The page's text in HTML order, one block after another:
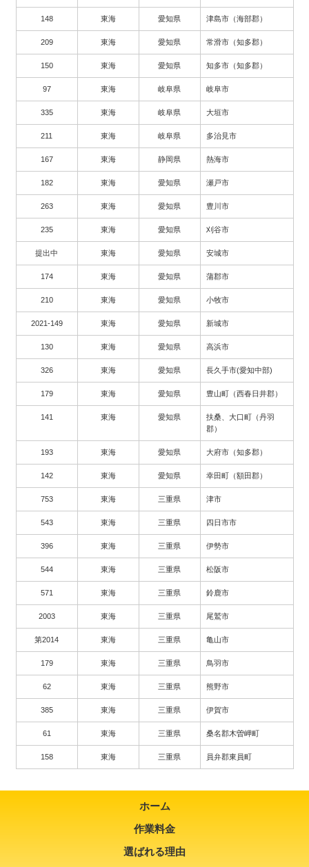
148 東海 愛知県 津島市（海部郡）
209 東海 愛知県 常滑市（知多郡）
150 東海 愛知県 知多市（知多郡）
97 東海 岐阜県 岐阜市
335 東海 岐阜県 大垣市
211 東海 岐阜県 多治見市
167 東海 静岡県 熱海市
182 東海 愛知県 瀬戸市
263 東海 愛知県 豊川市
235 東海 愛知県 刈谷市
提出中 東海 愛知県 安城市
174 東海 愛知県 蒲郡市
210 東海 愛知県 小牧市
2021-149 東海 愛知県 新城市
130 東海 愛知県 高浜市
326 東海 愛知県 長久手市(愛知中部)
179 東海 愛知県 豊山町（西春日井郡）
141 東海 愛知県
扶桑、大口町（丹羽
郡）
193 東海 愛知県 大府市（知多郡）
142 東海 愛知県 幸田町（額田郡）
753 東海 三重県 津市
543 東海 三重県 四日市市
396 東海 三重県 伊勢市
544 東海 三重県 松阪市
571 東海 三重県 鈴鹿市
2003 東海 三重県 尾鷲市
第2014 東海 三重県 亀山市
179 東海 三重県 鳥羽市
62 東海 三重県 熊野市
385 東海 三重県 伊賀市
61 東海 三重県 桑名郡木曽岬町
158 東海 三重県 員弁郡東員町
ホーム
作業料金
選ばれる理由